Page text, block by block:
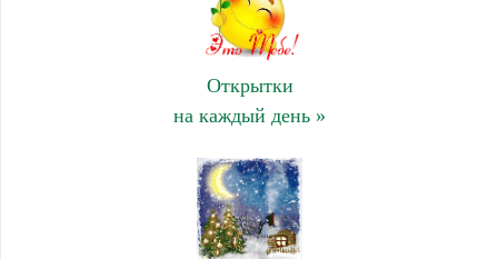
Открытки
на каждый день »